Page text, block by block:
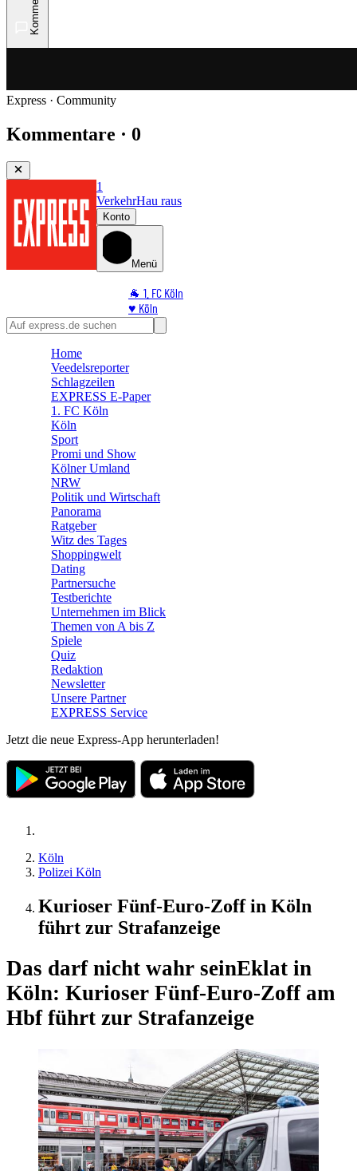
Express · Community
Kommentare · 0
1
VerkehrHau raus
Konto
Menü
🐐 1. FC Köln
♥️ Köln
⭐ Promi
🛒 Shoppingwelt
Home
Veedelsreporter
Schlagzeilen
EXPRESS E-Paper
1. FC Köln
Köln
Sport
Promi und Show
Kölner Umland
NRW
Politik und Wirtschaft
Panorama
Ratgeber
Witz des Tages
Shoppingwelt
Dating
Partnersuche
Testberichte
Unternehmen im Blick
Themen von A bis Z
Spiele
Quiz
Redaktion
Newsletter
Unsere Partner
EXPRESS Service
Jetzt die neue Express-App herunterladen!
Köln
Polizei Köln
Kurioser Fünf-Euro-Zoff in Köln
führt zur Strafanzeige
Das darf nicht wahr seinEklat in
Köln: Kurioser Fünf-Euro-Zoff am
Hbf führt zur Strafanzeige